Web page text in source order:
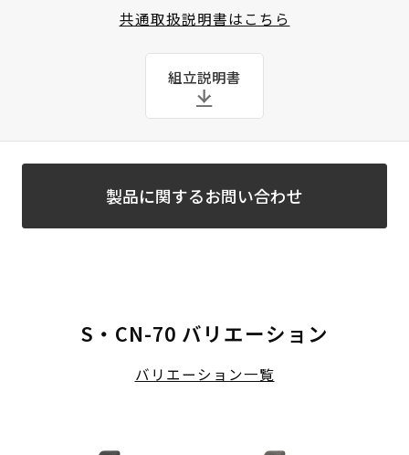
共通取扱説明書はこちら
組立説明書
製品に関するお問い合わせ
S・CN-70 バリエーション
バリエーション一覧